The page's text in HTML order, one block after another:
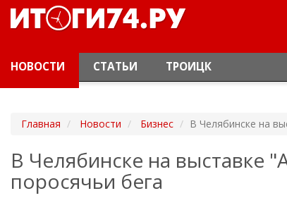
НОВОСТИ СТАТЬИ ТРОИЦК
Главная Новости Бизнес В Челябинске на
В Челябинске на выставке
поросячьи бега